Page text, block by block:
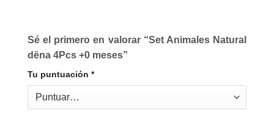
Sé el primero en valorar “Set Animales Natural
dëna 4Pcs +0 meses”
Tu puntuación *